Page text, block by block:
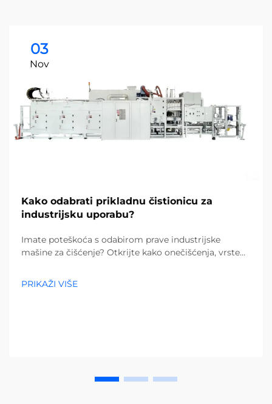
03
Nov
Kako odabrati prikladnu čistionicu za
industrijsku uporabu?
Imate poteškoća s odabirom prave industrijske
mašine za čišćenje? Otkrijte kako onečišćenja, vrste
troškove i povećajte učinkovitost – preuzmite potpuni
vodič već danas.
PRIKAŽI VIŠE